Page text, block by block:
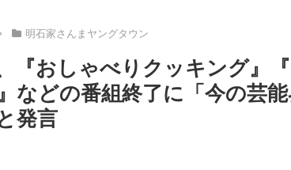
明石家さんまヤングタウン
『おしゃべりクッキング』
などの番組終了に「今の芸
発言